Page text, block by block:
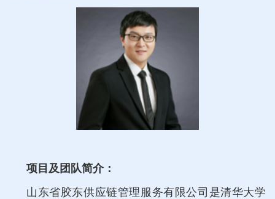
项目及团队简介：
山东省胶东供应链管理服务有限公司是清华大学